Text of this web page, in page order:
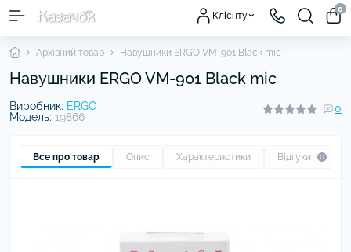
Клієнту
0
Архівний товар Навушники ERGO VM-901 Black mic
Навушники ERGO VM-901 Black mic
Виробник: ERGO
Модель: 19866
0
Все про товар Опис Характеристики Відгуки 0